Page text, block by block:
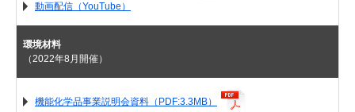
動画配信（YouTube）
環境材料
（2022年8月開催）
機能化学品事業説明会資料（PDF:3.3MB）